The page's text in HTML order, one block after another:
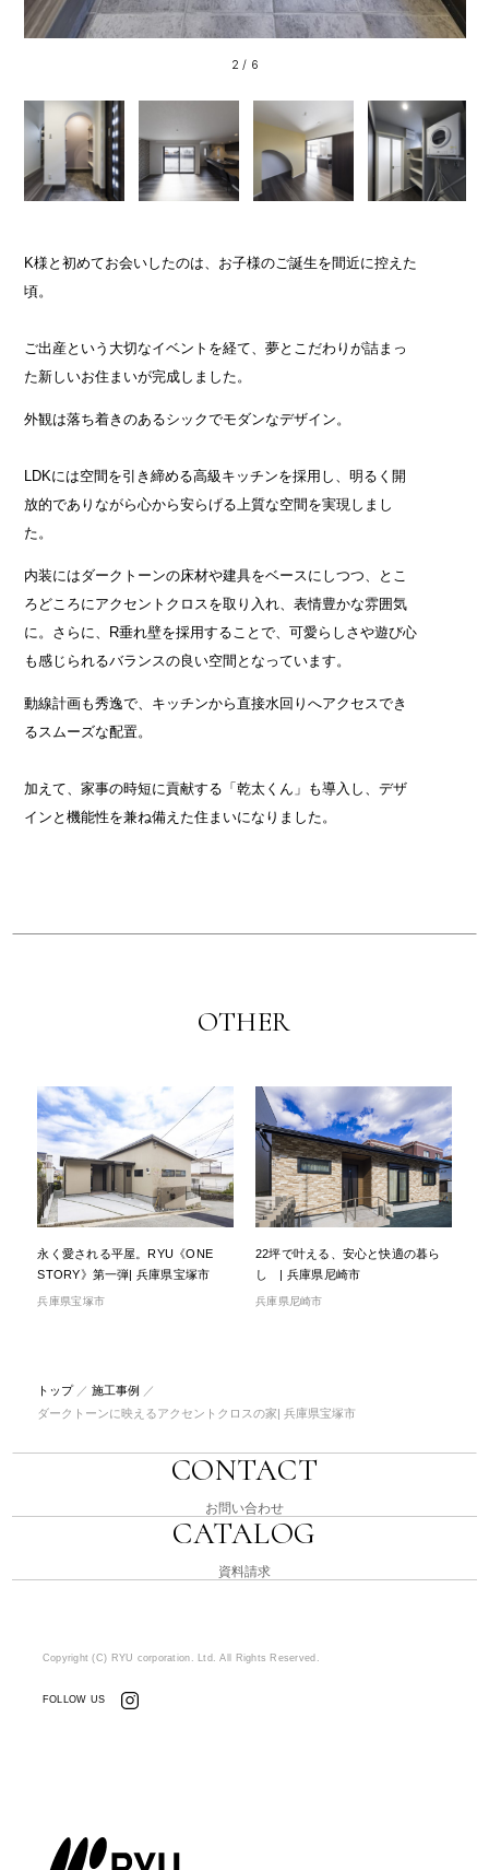
2 / 6
K様と初めてお会いしたのは、お子様のご誕生を間近に控えた
頃。
ご出産という大切なイベントを経て、夢とこだわりが詰まっ
た新しいお住まいが完成しました。
外観は落ち着きのあるシックでモダンなデザイン。
LDKには空間を引き締める高級キッチンを採用し、明るく開
放的でありながら心から安らげる上質な空間を実現しまし
た。
内装にはダークトーンの床材や建具をベースにしつつ、とこ
ろどころにアクセントクロスを取り入れ、表情豊かな雰囲気
に。さらに、R垂れ壁を採用することで、可愛らしさや遊び心
も感じられるバランスの良い空間となっています。
動線計画も秀逸で、キッチンから直接水回りへアクセスでき
るスムーズな配置。
加えて、家事の時短に貢献する「乾太くん」も導入し、デザ
インと機能性を兼ね備えた住まいになりました。
OTHER
永く愛される平屋。RYU《ONE
STORY》第一弾| 兵庫県宝塚市
兵庫県宝塚市
22坪で叶える、安心と快適の暮ら
し | 兵庫県尼崎市
兵庫県尼崎市
トップ／施工事例
／
ダークトーンに映えるアクセントクロスの家| 兵庫県宝塚市
CONTACT
お問い合わせ
CATALOG
資料請求
Copyright (C) RYU corporation. Ltd. All Rights Reserved.
FOLLOW US